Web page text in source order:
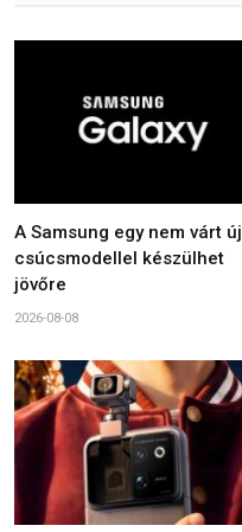
A Samsung egy nem várt új
csúcsmodellel készülhet
jövőre
2026-08-08